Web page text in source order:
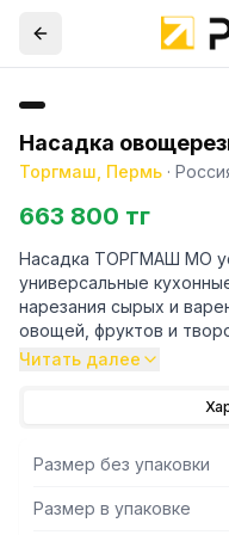
Насадка
Торгмаш, Пермь ·
663 800 тг
Насадка ТОРГМАШ МО
универсальные
нарезания сырых и
овощей, фруктов и
редуктора, сменных
сменных рабочих
параметр): 350
- кружочками
 (картофель, свекла):
Читать далее
Размер без упаковки
Размер в упаковке